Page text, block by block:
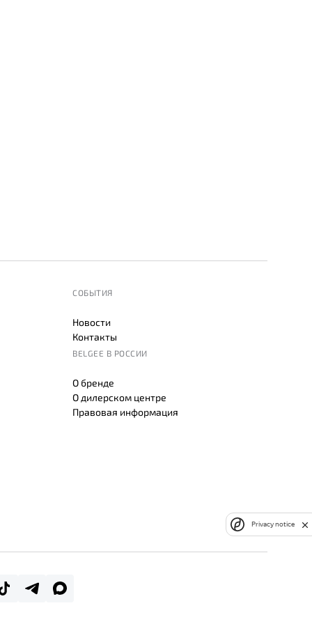
СОБЫТИЯ
Новости
Контакты
BELGEE В РОССИИ
О бренде
О дилерском центре
Правовая информация
Privacy notice